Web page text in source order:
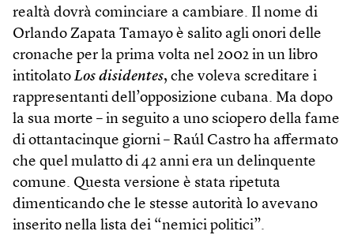
realtà dovrà cominciare a cambiare. Il nome di
Orlando Zapata Tamayo è salito agli onori delle
cronache per la prima volta nel 2002 in un libro
intitolato Los disidentes, che voleva screditare i
rappresentanti dell’opposizione cubana. Ma dopo
la sua morte – in seguito a uno sciopero della fame
di ottantacinque giorni – Raúl Castro ha affermato
che quel mulatto di 42 anni era un delinquente
comune. Questa versione è stata ripetuta
dimenticando che le stesse autorità lo avevano
inserito nella lista dei “nemici politici”.